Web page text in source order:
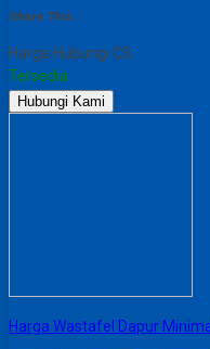
Share This :
Harga Hubungi CS
Tersedia
Hubungi Kami
Harga Wastafel Dapur